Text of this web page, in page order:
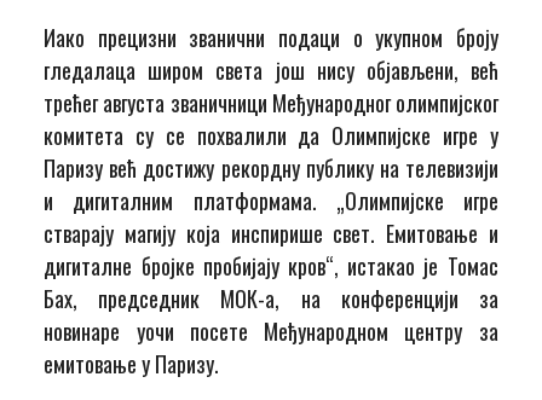
Иако прецизни званични подаци о укупном броју
гледалаца широм света још нису објављени, већ
трећег августа званичници Међународног олимпијског
комитета су се похвалили да Олимпијске игре у
Паризу већ достижу рекордну публику на телевизији
и дигиталним платформама. „Олимпијске игре
стварају магију која инспирише свет. Емитовање и
дигиталне бројке пробијају кров“, истакао је Томас
Бах, председник МОК-а, на конференцији за
новинаре уочи посете Међународном центру за
емитовање у Паризу.